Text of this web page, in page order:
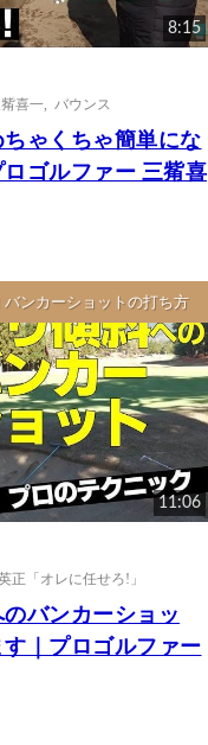
8:15
觜喜一 バウンス
ゃくちゃ簡単にな
ゴルファー 三觜喜
バンカーショットの打ち方
11:06
正「オレに任せろ!」
のバンカーショッ
す｜プロゴルファー